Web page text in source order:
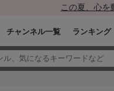
この夏、心を
チャンネル一覧 ランキング